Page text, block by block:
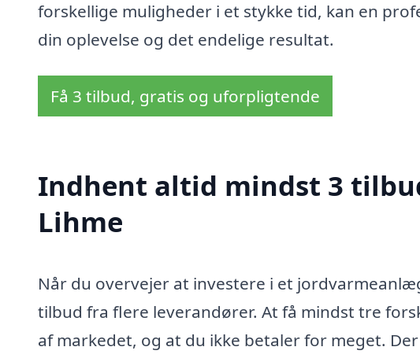
forskellige muligheder i et stykke tid, kan en
din oplevelse og det endelige resultat.
Få 3 tilbud, gratis og uforpligtende
Indhent altid mindst 3
Lihme
Når du overvejer at investere i et
tilbud fra flere leverandører. At få mindst tre
af markedet, og at du ikke betaler for meget.